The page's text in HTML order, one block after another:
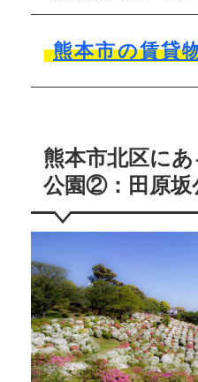
熊本市の賃貸
熊本市北区に
公園②：田原坂